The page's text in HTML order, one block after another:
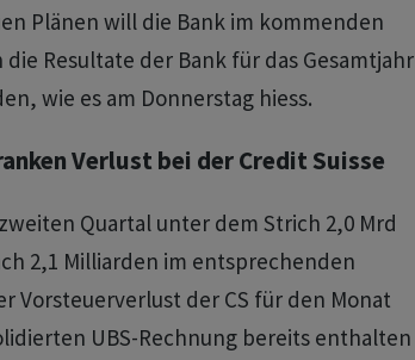
Plänen will die Bank im kommenden
Resultate der Bank für das Gesamtjahr
wie es am Donnerstag hiess.
Verlust bei der Credit Suisse
Quartal unter dem Strich 2,0 Mrd
2,1 Milliarden im entsprechenden
Vorsteuerverlust der CS für den Monat
UBS-Rechnung bereits enthalten